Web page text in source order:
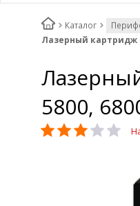
Каталог
Лазерный картридж
5800,